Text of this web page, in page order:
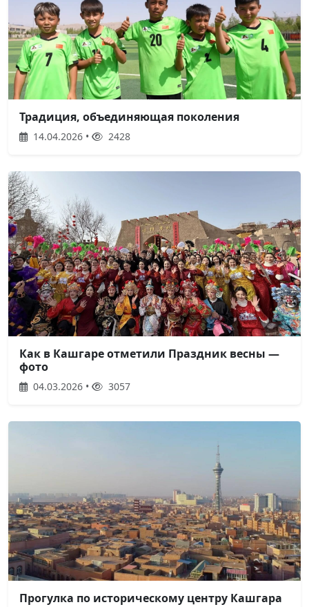
Традиция, объединяющая поколения
14.04.2026 • 2428
Как в Кашгаре отметили Праздник весны —
фото
04.03.2026 • 3057
Прогулка по историческому центру Кашгара